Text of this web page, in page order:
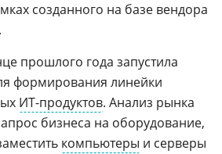
созданного на базе вендора
прошлого года запустила
формирования линейки
ИТ-продуктов. Анализ рынка
бизнеса на оборудование,
компьютеры и серверы